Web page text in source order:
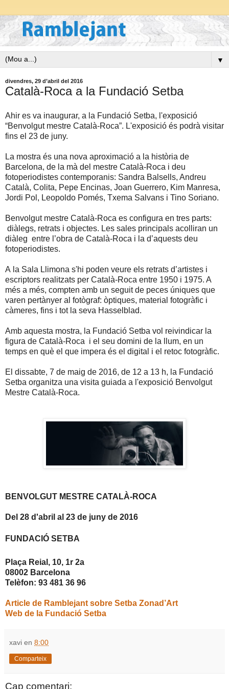
▼
divendres, 29 d’abril del 2016
Català-Roca a la Fundació Setba
Ahir es va inaugurar, a la Fundació Setba, l'exposició
“Benvolgut mestre Català-Roca”. L'exposició és podrà visitar
fins el 23 de juny.
La mostra és una nova aproximació a la història de
Barcelona, de la mà del mestre Català-Roca i deu
fotoperiodistes contemporanis: Sandra Balsells, Andreu
Català, Colita, Pepe Encinas, Joan Guerrero, Kim Manresa,
Jordi Pol, Leopoldo Pomés, Txema Salvans i Tino Soriano.
Benvolgut mestre Català-Roca es configura en tres parts:
diàlegs, retrats i objectes. Les sales principals acolliran un
diàleg entre l’obra de Català-Roca i la d’aquests deu
fotoperiodistes.
A la Sala Llimona s'hi poden veure els retrats d’artistes i
escriptors realitzats per Català-Roca entre 1950 i 1975. A
més a més, compten amb un seguit de peces úniques que
varen pertànyer al fotògraf: òptiques, material fotogràfic i
càmeres, fins i tot la seva Hasselblad.
Amb aquesta mostra, la Fundació Setba vol reivindicar la
figura de Català-Roca i el seu domini de la llum, en un
temps en què el que impera és el digital i el retoc fotogràfic.
El dissabte, 7 de maig de 2016, de 12 a 13 h, la Fundació
Setba organitza una visita guiada a l'exposició Benvolgut
Mestre Català-Roca.
BENVOLGUT MESTRE CATALÀ-ROCA
Del 28 d'abril al 23 de juny de 2016
FUNDACIÓ SETBA
Plaça Reial, 10, 1r 2a
08002 Barcelona
Telèfon: 93 481 36 96
Article de Ramblejant sobre Setba Zonad’Art
Web de la Fundació Setba
xavi en 8:00
Comparteix
Cap comentari: